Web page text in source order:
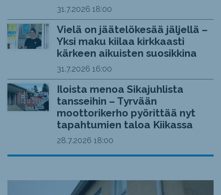
31.7.2026 18:00
Vielä on jäätelökesää jäljellä –
Yksi maku kiilaa kirkkaasti
kärkeen aikuisten suosikkina
31.7.2026 16:00
Iloista menoa Sikajuhlista
tansseihin – Tyrvään
moottorikerho pyörittää nyt
tapahtumien taloa Kiikassa
28.7.2026 18:00